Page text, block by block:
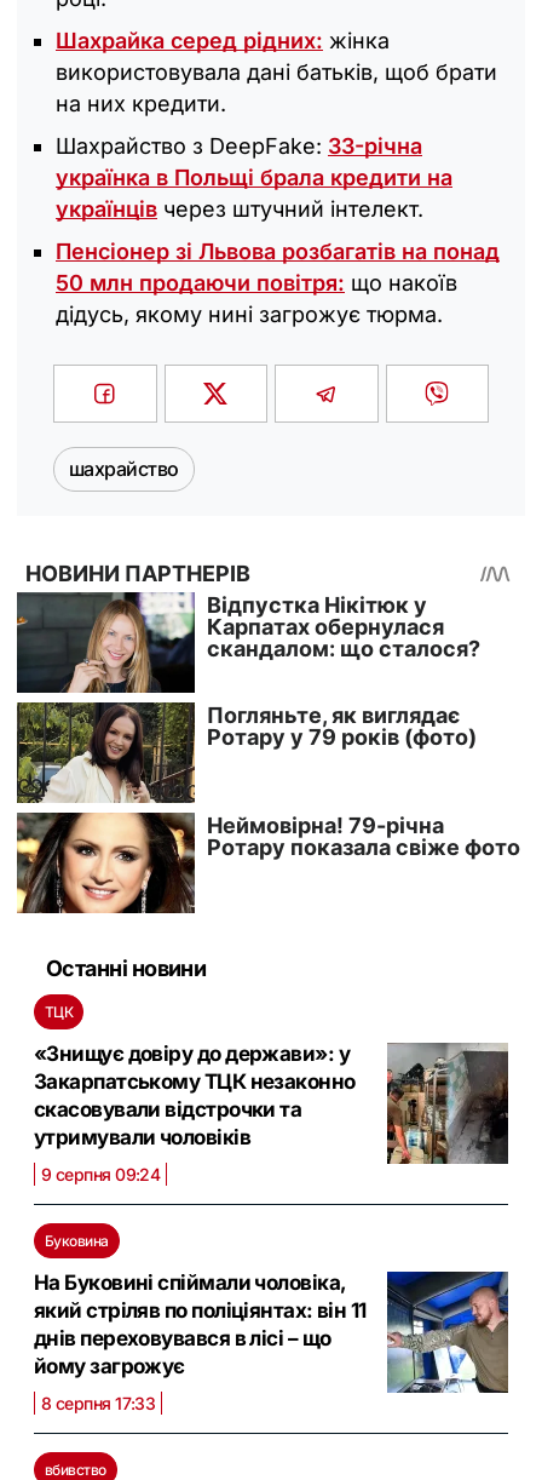
Шахрайка серед рідних: жінка
використовувала дані батьків, щоб брати
на них кредити.
Шахрайство з DeepFake: 33-річна
українка в Польщі брала кредити на
українців через штучний інтелект.
Пенсіонер зі Львова розбагатів на понад
50 млн продаючи повітря: що накоїв
дідусь, якому нині загрожує тюрма.
шахрайство
Останні новини
ТЦК
«Знищує довіру до держави»: у
Закарпатському ТЦК незаконно
скасовували відстрочки та
утримували чоловіків
9 серпня 09:24
Буковина
На Буковині спіймали чоловіка,
який стріляв по поліціянтах: він 11
днів переховувався в лісі – що
йому загрожує
8 серпня 17:33
вбивство